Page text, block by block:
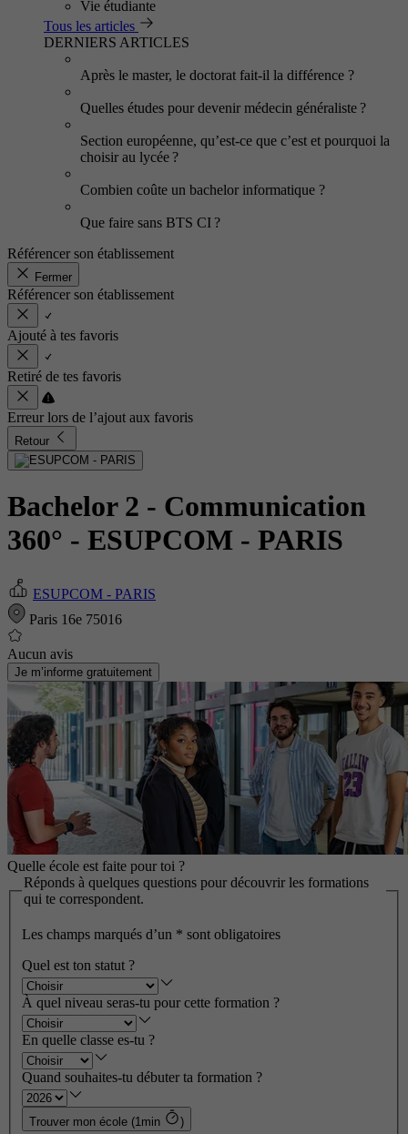
Vie étudiante
Tous les articles
DERNIERS ARTICLES
Après le master, le doctorat fait-il la différence ?
Quelles études pour devenir médecin généraliste ?
Section européenne, qu’est-ce que c’est et pourquoi la
choisir au lycée ?
Combien coûte un bachelor informatique ?
Que faire sans BTS CI ?
Référencer son établissement
Fermer
Référencer son établissement
Ajouté à tes favoris
Retiré de tes favoris
Erreur lors de l’ajout aux favoris
Retour
Bachelor 2 - Communication
360° - ESUPCOM - PARIS
ESUPCOM - PARIS
Paris 16e 75016
Aucun avis
Je m’informe gratuitement
Quelle école est faite pour toi ?
Réponds à quelques questions pour découvrir les formations
qui te correspondent.
Les champs marqués d’un * sont obligatoires
Quel est ton statut ?
À quel niveau seras-tu pour cette formation ?
En quelle classe es-tu ?
Quand souhaites-tu débuter ta formation ?
Trouver mon école (1min )